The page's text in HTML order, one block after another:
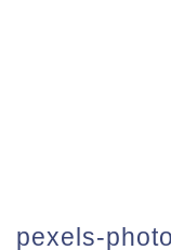
pexels-photo